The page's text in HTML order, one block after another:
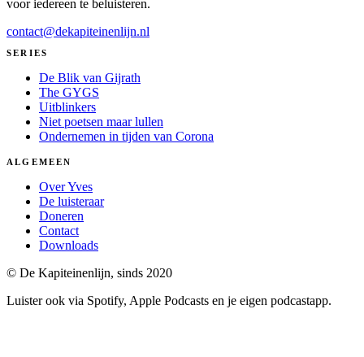
voor iedereen te beluisteren.
contact@dekapiteinenlijn.nl
SERIES
De Blik van Gijrath
The GYGS
Uitblinkers
Niet poetsen maar lullen
Ondernemen in tijden van Corona
ALGEMEEN
Over Yves
De luisteraar
Doneren
Contact
Downloads
© De Kapiteinenlijn, sinds 2020
Luister ook via Spotify, Apple Podcasts en je eigen podcastapp.